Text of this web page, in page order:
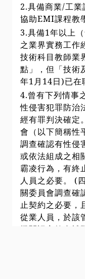
2.具備商業/工業
協助EMI課程教
3.具備1年以上
之業界實務工作
技術科目教師業
點」，但「技術
年1月14日)已在
4.曾有下列情事
性侵害犯罪防治
經有罪判決確定
會（以下簡稱性
調查確認有性侵
或依法組成之相
霸凌行為，有終
人員之必要。 (
關委員會調查確
止契約之必要，
從業人員，於該
機關認定符合補